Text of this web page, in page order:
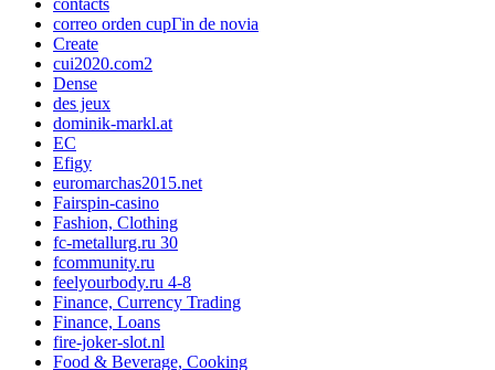
contacts
correo orden cupГіn de novia
Create
cui2020.com2
Dense
des jeux
dominik-markl.at
EC
Efigy
euromarchas2015.net
Fairspin-casino
Fashion, Clothing
fc-metallurg.ru 30
fcommunity.ru
feelyourbody.ru 4-8
Finance, Currency Trading
Finance, Loans
fire-joker-slot.nl
Food & Beverage, Cooking